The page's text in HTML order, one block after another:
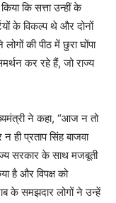
कि सत्ता उन्हीं के
के विकल्प थे और दोनों
की पीठ में छुरा घोंपा
कर रहे हैं, जो राज्य
ने कहा, “आज न तो
ही प्रताप सिंह बाजवा
सरकार के साथ मजबूती
है और विपक्ष को
के समझदार लोगों ने उन्हें